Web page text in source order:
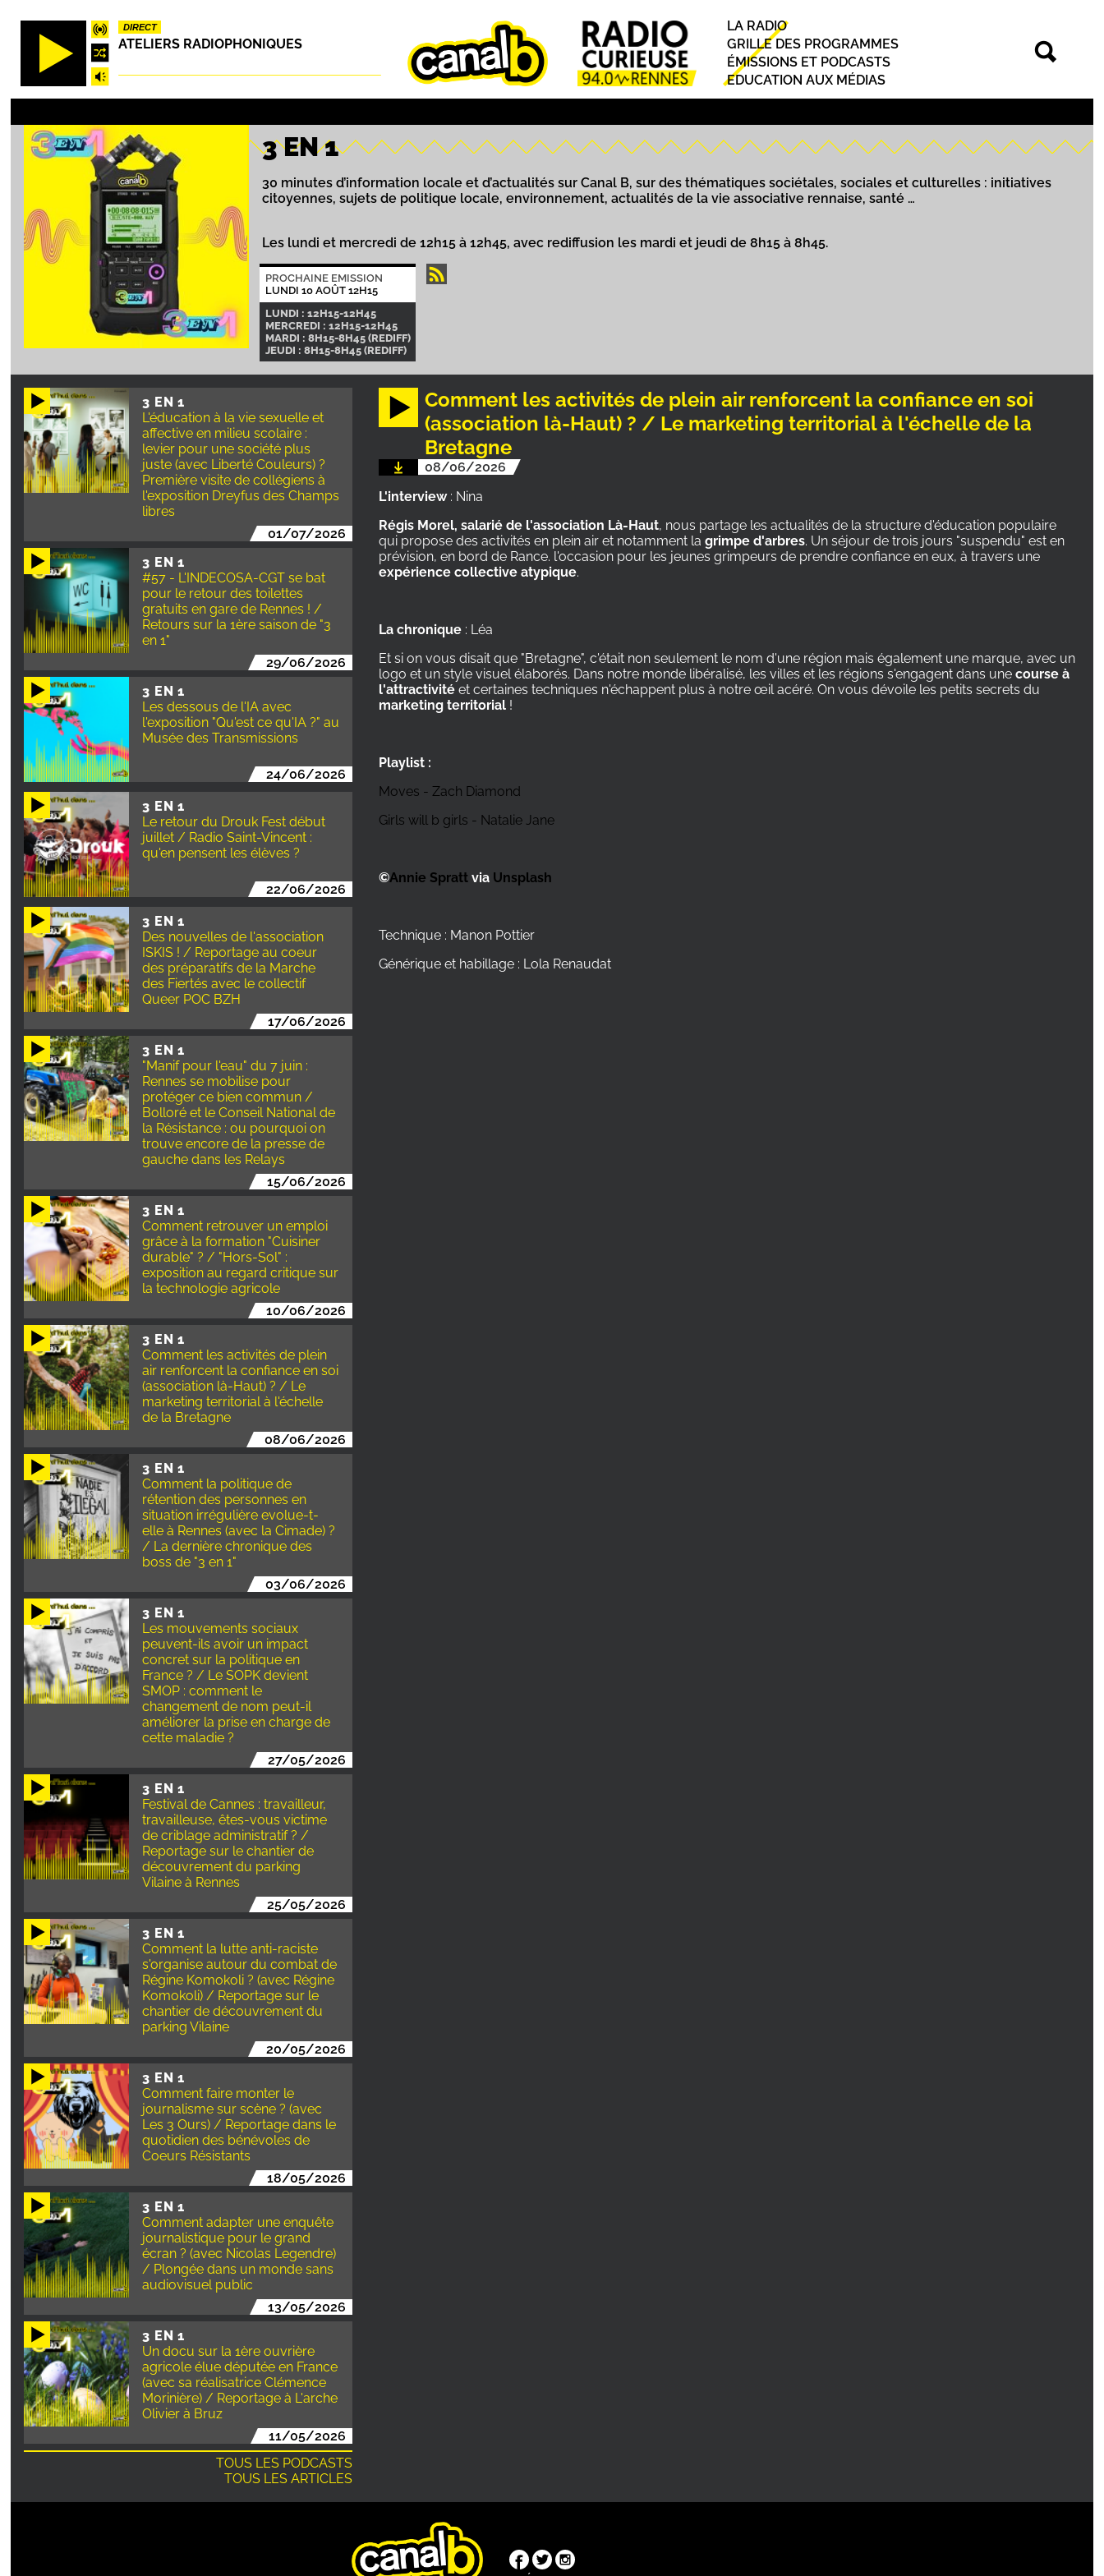
Aller
principal
DIRECT
ATELIERS RADIOPHONIQUES Principal
LA RADIO
GRILLE DES PROGRAMMES
ÉMISSIONS ET PODCASTS
EDUCATION AUX MÉDIAS
3 EN 1
30 minutes d’information locale et d’actualités sur Canal B, sur des thématiques sociétales, sociales et culturelles : initiatives
citoyennes, sujets de politique locale, environnement, actualités de la vie associative rennaise, santé …
Les lundi et mercredi de 12h15 à 12h45, avec rediffusion les mardi et jeudi de 8h15 à 8h45.
PROCHAINE EMISSION
LUNDI 10 AOÛT 12H15
LUNDI : 12H15-12H45
MERCREDI : 12H15-12H45
MARDI : 8H15-8H45 (REDIFF)
JEUDI : 8H15-8H45 (REDIFF)
3 EN 1
L'éducation à la vie sexuelle et
affective en milieu scolaire :
levier pour une société plus
juste (avec Liberté Couleurs) ?
Première visite de collégiens à
l'exposition Dreyfus des Champs
libres
01/07/2026
3 EN 1
#57 - L'INDECOSA-CGT se bat
pour le retour des toilettes
gratuits en gare de Rennes ! /
Retours sur la 1ère saison de "3
en 1"
29/06/2026
3 EN 1
Les dessous de l'IA avec
l'exposition "Qu'est ce qu'IA ?" au
Musée des Transmissions
24/06/2026
3 EN 1
Le retour du Drouk Fest début
juillet / Radio Saint-Vincent :
qu'en pensent les élèves ?
22/06/2026
3 EN 1
Des nouvelles de l'association
ISKIS ! / Reportage au coeur
des préparatifs de la Marche
des Fiertés avec le collectif
Queer POC BZH
17/06/2026
3 EN 1
"Manif pour l'eau" du 7 juin :
Rennes se mobilise pour
protéger ce bien commun /
Bolloré et le Conseil National de
la Résistance : ou pourquoi on
trouve encore de la presse de
gauche dans les Relays
15/06/2026
3 EN 1
Comment retrouver un emploi
grâce à la formation "Cuisiner
durable" ? / "Hors-Sol" :
exposition au regard critique sur
la technologie agricole
10/06/2026
3 EN 1
Comment les activités de plein
air renforcent la confiance en soi
(association là-Haut) ? / Le
marketing territorial à l'échelle
de la Bretagne
08/06/2026
3 EN 1
Comment la politique de
rétention des personnes en
situation irrégulière evolue-t-
elle à Rennes (avec la Cimade) ?
/ La dernière chronique des
boss de "3 en 1"
03/06/2026
3 EN 1
Les mouvements sociaux
peuvent-ils avoir un impact
concret sur la politique en
France ? / Le SOPK devient
SMOP : comment le
changement de nom peut-il
améliorer la prise en charge de
cette maladie ?
27/05/2026
3 EN 1
Festival de Cannes : travailleur,
travailleuse, êtes-vous victime
de criblage administratif ? /
Reportage sur le chantier de
découvrement du parking
Vilaine à Rennes
25/05/2026
3 EN 1
Comment la lutte anti-raciste
s'organise autour du combat de
Régine Komokoli ? (avec Régine
Komokoli) / Reportage sur le
chantier de découvrement du
parking Vilaine
20/05/2026
3 EN 1
Comment faire monter le
journalisme sur scène ? (avec
Les 3 Ours) / Reportage dans le
quotidien des bénévoles de
Coeurs Résistants
18/05/2026
3 EN 1
Comment adapter une enquête
journalistique pour le grand
écran ? (avec Nicolas Legendre)
/ Plongée dans un monde sans
audiovisuel public
13/05/2026
3 EN 1
Un docu sur la 1ère ouvrière
agricole élue députée en France
(avec sa réalisatrice Clémence
Morinière) / Reportage à L'arche
Olivier à Bruz
11/05/2026
TOUS LES PODCASTS
TOUS LES ARTICLES
Comment les activités de plein air renforcent la confiance en soi
(association là-Haut) ? / Le marketing territorial à l'échelle de la
Bretagne
08/06/2026
L'interview: Nina
Régis Morel, salarié de l'association Là-Haut, nous partage les actualités de la structure d'éducation populaire
qui propose des activités en plein air et notamment la grimpe d'arbres. Un séjour de trois jours "suspendu" est en
prévision, en bord de Rance. l'occasion pour les jeunes grimpeurs de prendre confiance en eux, à travers une
expérience collective atypique.
La chronique : Léa
Et si on vous disait que "Bretagne", c'était non seulement le nom d'une région mais également une marque, avec un
logo et un style visuel élaborés. Dans notre monde libéralisé, les villes et les régions s'engagent dans unecourse à
l'attractivité et certaines techniques n'échappent plus à notre œil acéré. On vous dévoile les petits secrets du
marketing territorial !
Playlist :
Moves - Zach Diamond
Girls will b girls - Natalie Jane
©Annie Spratt via Unsplash
Technique : Manon Pottier
Générique et habillage : Lola Renaudat